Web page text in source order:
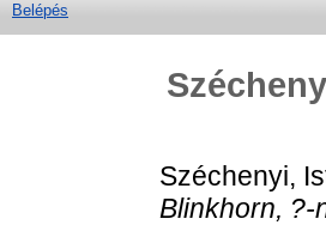
Belépés
Széchenyi,
Blinkhorn, ?-